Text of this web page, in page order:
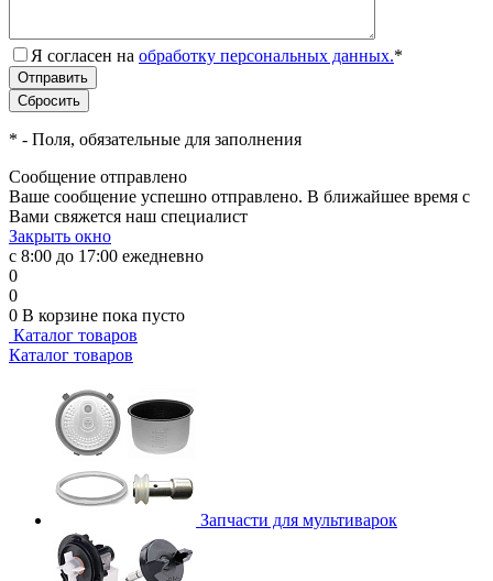
Я согласен на обработку персональных данных.*
* - Поля, обязательные для заполнения
Сообщение отправлено
Ваше сообщение успешно отправлено. В ближайшее время с
Вами свяжется наш специалист
Закрыть окно
с 8:00 до 17:00 ежедневно
0
0
0 В корзине пока пусто
Каталог товаров
Каталог товаров
Запчасти для мультиварок